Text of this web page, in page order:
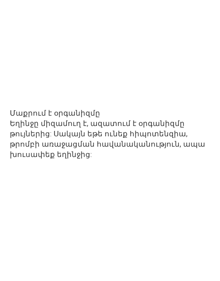
Մաքրում է օրգանիզմը
Եղինջը միզամուղ է, ազատում է օրգանիզմը
թույներից: Սակայն եթե ունեք հիպոտենզիա,
թրոմբի առաջացման հավանականություն, ապա
խուսափեք եղինջից: